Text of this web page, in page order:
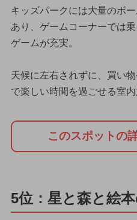
キッズパークには大量のボ
あり、ゲームコーナーでは
ゲームが充実。
天候に左右されずに、買い
で楽しい時間を過ごせる室内
このスポットの
5位：星と森と絵